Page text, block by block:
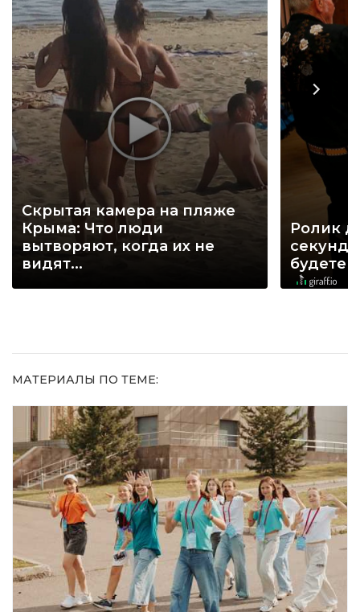
Скрытая камера на пляже
Крыма: Что люди
вытворяют, когда их не
видят...
Ролик
секунд,
будете
МАТЕРИАЛЫ ПО ТЕМЕ: